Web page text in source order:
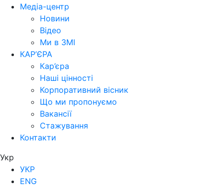
Медіа-центр
Новини
Відео
Ми в ЗМІ
КАР’ЄРА
Кар’єра
Наші цінності
Корпоративний вісник
Що ми пропонуємо
Вакансії
Стажування
Контакти
Укр
УКР
ENG